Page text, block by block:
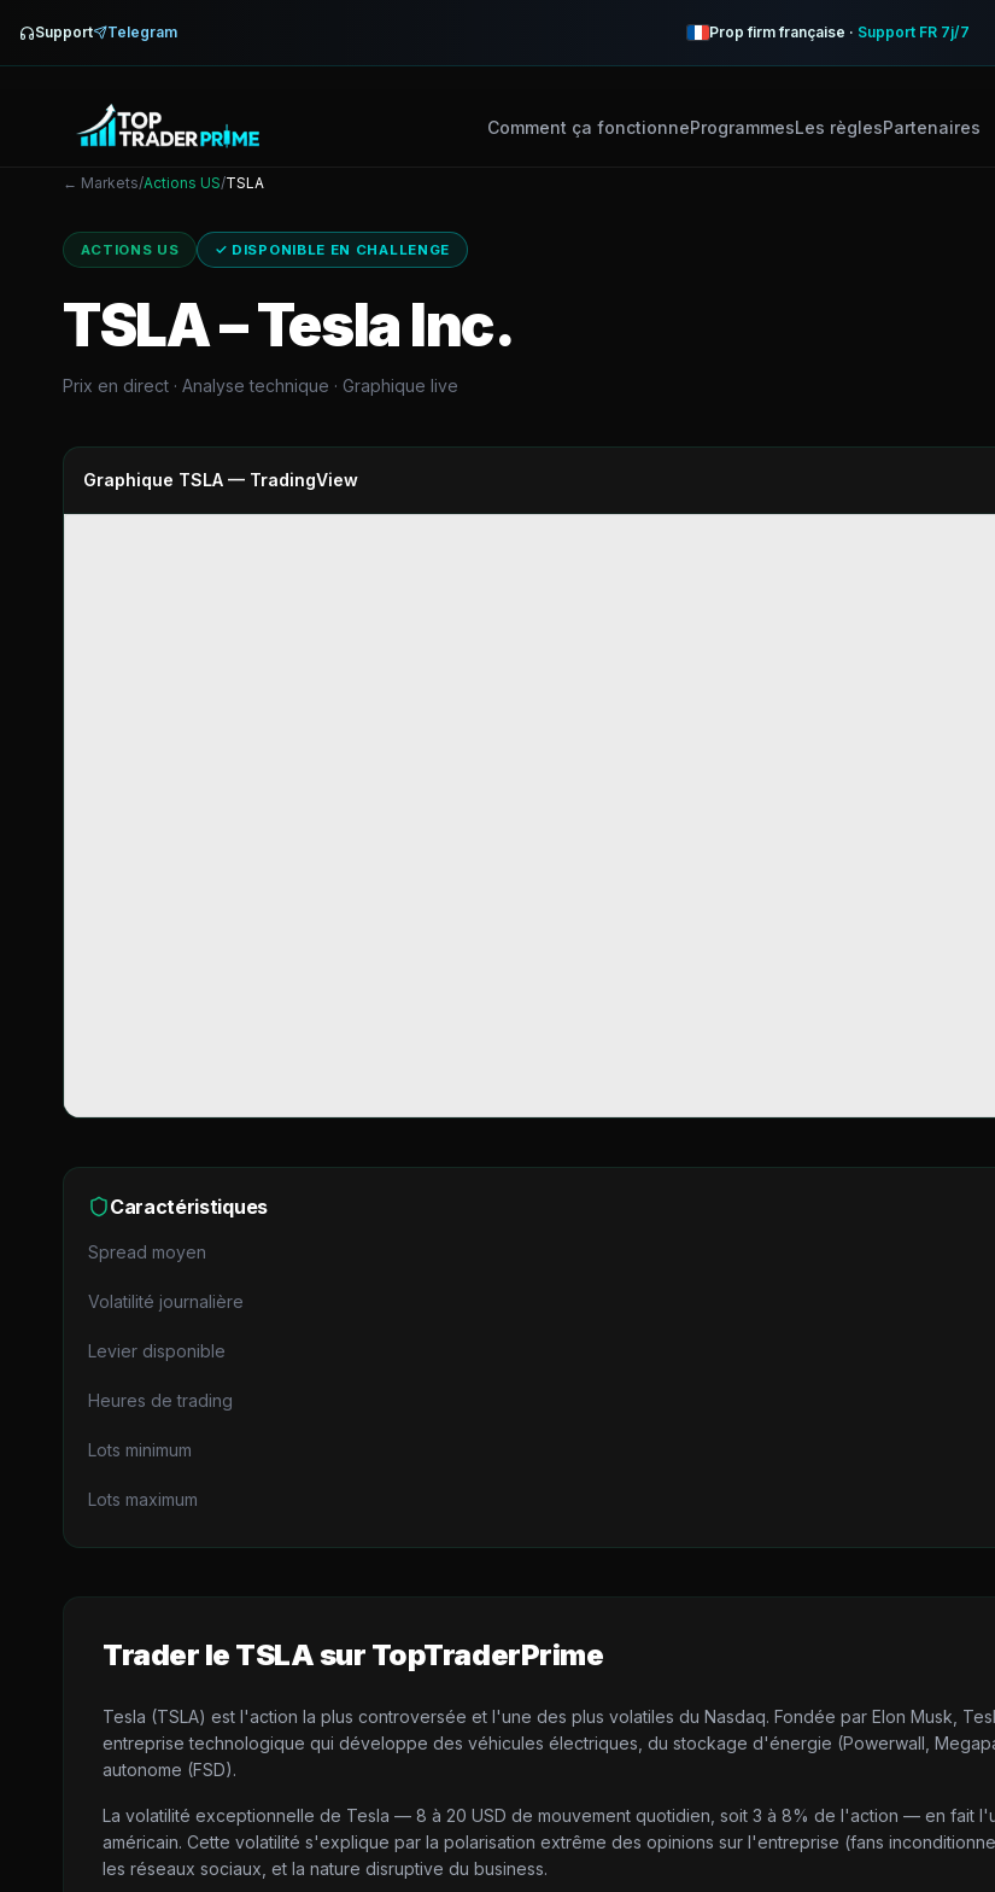
Support Telegram Prop firm française · Support FR 7j/7
Comment ça fonctionneProgrammesLes règlesPartenaires
← Markets/Actions US/TSLA
ACTIONS US ✓ DISPONIBLE EN CHALLENGE
TSLA–Tesla Inc.
Prix en direct · Analyse technique · Graphique live
Graphique TSLA — TradingView
Caractéristiques
Spread moyen
Volatilité journalière
Levier disponible
Heures de trading
Lots minimum
Lots maximum
Trader le TSLA sur TopTraderPrime
Tesla (TSLA) est l'action la plus controversée et l'une des plus volatiles du Nasdaq. Fondée par Elon Musk,
entreprise technologique qui développe des véhicules électriques, du stockage d'énergie (Powerwall,
autonome (FSD).
La volatilité exceptionnelle de Tesla — 8 à 20 USD de mouvement quotidien, soit 3 à 8% de l'action — en fait
américain. Cette volatilité s'explique par la polarisation extrême des opinions sur l'entreprise (fans
les réseaux sociaux, et la nature disruptive du business.